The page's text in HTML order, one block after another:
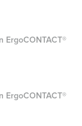
ErgoCONTACT®
ErgoCONTACT®